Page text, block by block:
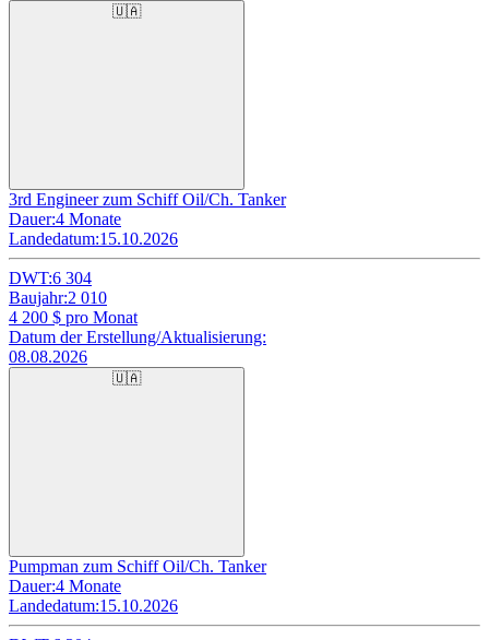
🇺🇦
3rd Engineer zum Schiff Oil/Ch. Tanker
Dauer:4 Monate
Landedatum:15.10.2026
DWT:6 304
Baujahr:2 010
4 200 $ pro Monat
Datum der Erstellung/Aktualisierung:
08.08.2026
🇺🇦
Pumpman zum Schiff Oil/Ch. Tanker
Dauer:4 Monate
Landedatum:15.10.2026